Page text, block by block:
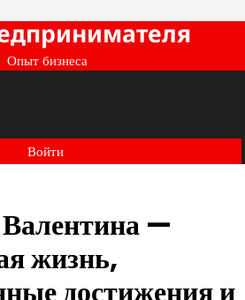
Опыт бизнеса
Войти
—
жизнь,
достижения и